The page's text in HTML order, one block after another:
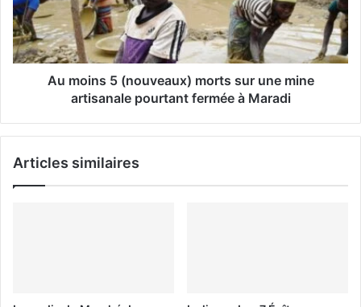
Au moins 5 (nouveaux) morts sur une mine
artisanale pourtant fermée à Maradi
Articles similaires